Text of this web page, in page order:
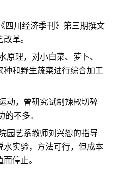
四川经济季刊》第三期撰文
革。
原理，对小白菜、萝卜、
种和野生蔬菜进行综合加工
动，曾研究试制辣椒切碎
不多。
园艺系教师刘兴恕的指导
水实验，方法可行，但成本
停止。